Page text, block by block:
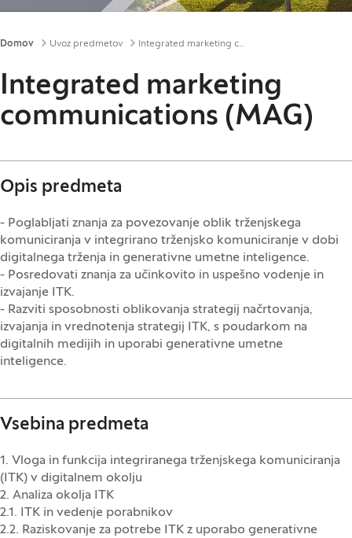
Drobtinice
Domov Uvoz predmetov Integrated marketing communications (MAG)
Integrated marketing
communications (MAG)
Opis predmeta
- Poglabljati znanja za povezovanje oblik trženjskega
komuniciranja v integrirano trženjsko komuniciranje v dobi
digitalnega trženja in generativne umetne inteligence.
- Posredovati znanja za učinkovito in uspešno vodenje in
izvajanje ITK.
- Razviti sposobnosti oblikovanja strategij načrtovanja,
izvajanja in vrednotenja strategij ITK, s poudarkom na
digitalnih medijih in uporabi generativne umetne
inteligence.
Vsebina predmeta
1. Vloga in funkcija integriranega trženjskega komuniciranja
(ITK) v digitalnem okolju
2. Analiza okolja ITK
2.1. ITK in vedenje porabnikov
2.2. Raziskovanje za potrebe ITK z uporabo generativne